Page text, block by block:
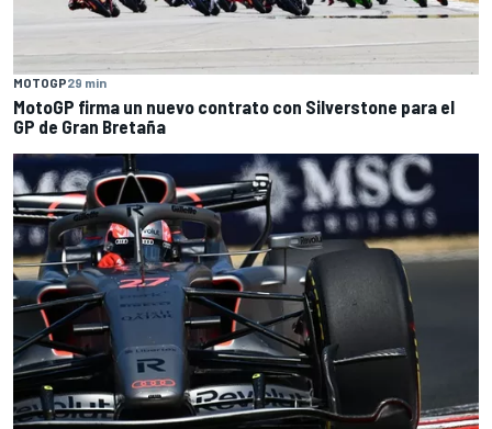
MOTOGP29 min
MotoGP firma un nuevo contrato con Silverstone para el
GP de Gran Bretaña